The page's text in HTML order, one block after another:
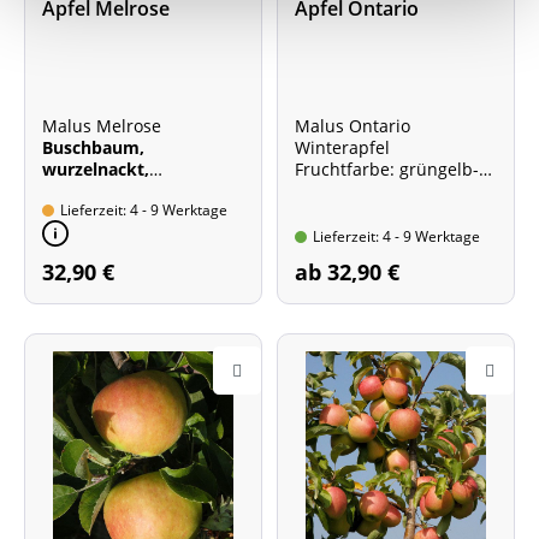
Apfel Melrose
Malus Melrose
Buschbaum,
wurzelnackt,
Gesamthöhe der Pflanze
ca. 120 - 160 cm
ca. 5 m, mit Schnitt 3 - 4
m
M7
Fruchtfarbe: gelb-
braunrot
Lieferzeit: 4 - 9 Werktage
32,90 €
Apfel Ontario
Malus Ontario
Winterapfel
Fruchtfarbe: grüngelb-
Lieferzeit: 4 - 9 Werktage
ab 32,90 €